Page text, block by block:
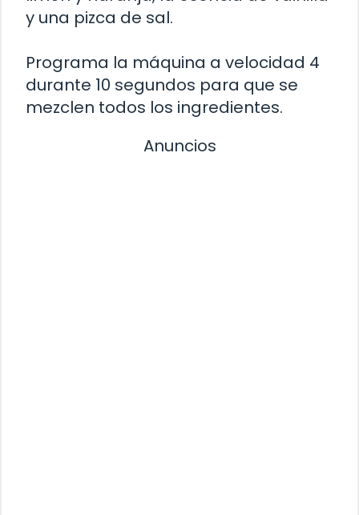
y una pizca de sal.
Programa la máquina a velocidad 4
durante 10 segundos para que se
mezclen todos los ingredientes.
Anuncios